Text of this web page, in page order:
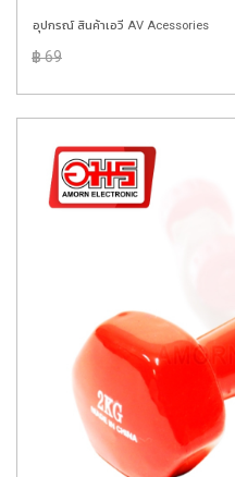
อุปกรณ์ สินค้าเอวี AV Acessories
฿ 69